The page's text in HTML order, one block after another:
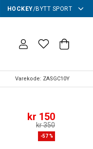
HOCKEY/BYTT SPORT
Varekode: ZASGC10Y
-57 %
kr 150
kr 350